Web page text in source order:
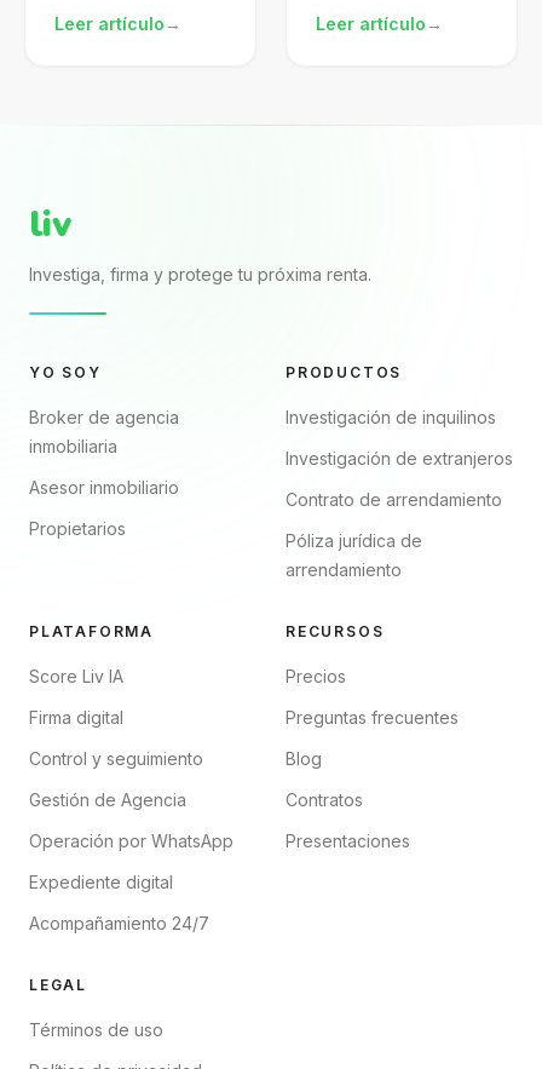
gestionado te
Leer artículo→
descargado de
Leer artículo→
liv
Investiga, firma y protege tu próxima renta.
YO SOY
Broker de agencia
inmobiliaria
Asesor inmobiliario
Propietarios
PRODUCTOS
Investigación de inquilinos
Investigación de extranjeros
Contrato de arrendamiento
Póliza jurídica de
arrendamiento
PLATAFORMA
Score Liv IA
Firma digital
Control y seguimiento
Gestión de Agencia
Operación por WhatsApp
Expediente digital
Acompañamiento 24/7
RECURSOS
Precios
Preguntas frecuentes
Blog
Contratos
Presentaciones
LEGAL
Términos de uso